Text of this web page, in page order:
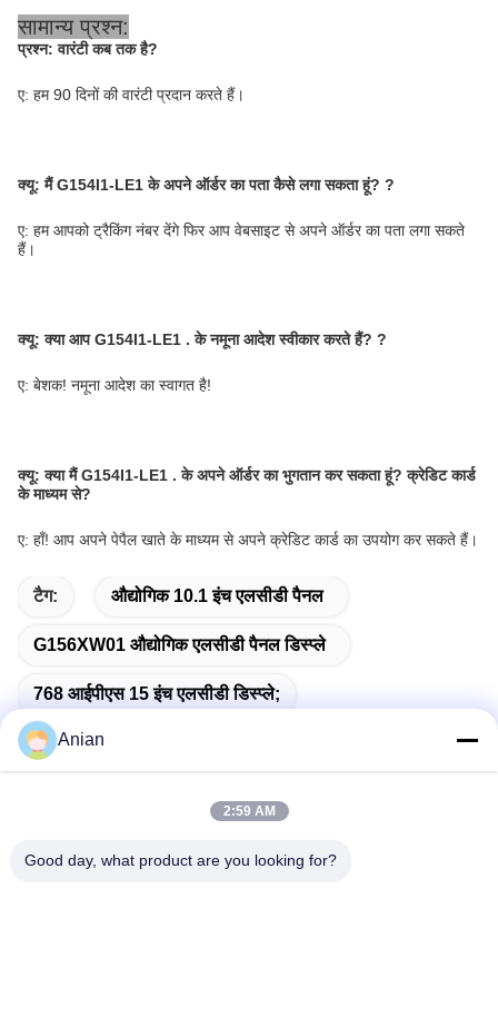
सामान्य प्रश्न:
प्रश्न: वारंटी कब तक है?
ए: हम 90 दिनों की वारंटी प्रदान करते हैं।
क्यू: मैं G154I1-LE1 के अपने ऑर्डर का पता कैसे लगा सकता हूं? ?
ए: हम आपको ट्रैकिंग नंबर देंगे फिर आप वेबसाइट से अपने ऑर्डर का पता लगा सकते
हैं।
क्यू: क्या आप G154I1-LE1 . के नमूना आदेश स्वीकार करते हैं? ?
ए: बेशक! नमूना आदेश का स्वागत है!
क्यू: क्या मैं G154I1-LE1 . के अपने ऑर्डर का भुगतान कर सकता हूं? क्रेडिट कार्ड
के माध्यम से?
ए: हाँ! आप अपने पेपैल खाते के माध्यम से अपने क्रेडिट कार्ड का उपयोग कर सकते हैं।
टैग: औद्योगिक 10.1 इंच एलसीडी पैनल
G156XW01 औद्योगिक एलसीडी पैनल डिस्प्ले
768 आईपीएस 15 इंच एलसीडी डिस्प्ले;
Anian
2:59 AM
Good day, what product are you looking for?